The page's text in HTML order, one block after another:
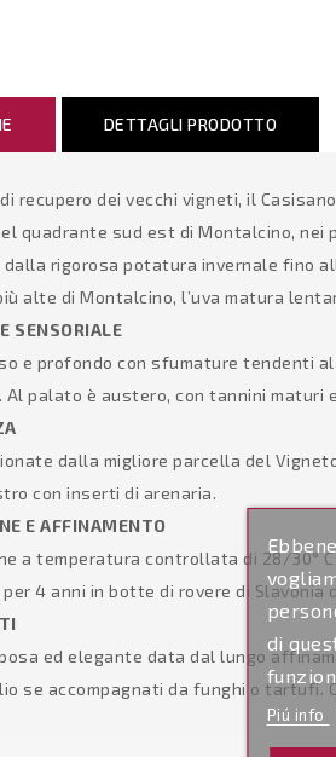
DETTAGLI PRODOTTO
recupero dei vecchi vigneti, il
quadrante sud est di Montalcino, nei
dalla rigorosa potatura invernale fino
alte di Montalcino, l’uva matura
SENSORIALE
e profondo con sfumature tendenti
palato è austero, con tannini maturi
dalla migliore parcella del
con inserti di arenaria.
E AFFINAMENTO
a temperatura controllata di 28/30°
4 anni in botte di rovere di Slavonia
ed elegante data dal lungo
se accompagnati da funghi o tartufi.
di
Piú info